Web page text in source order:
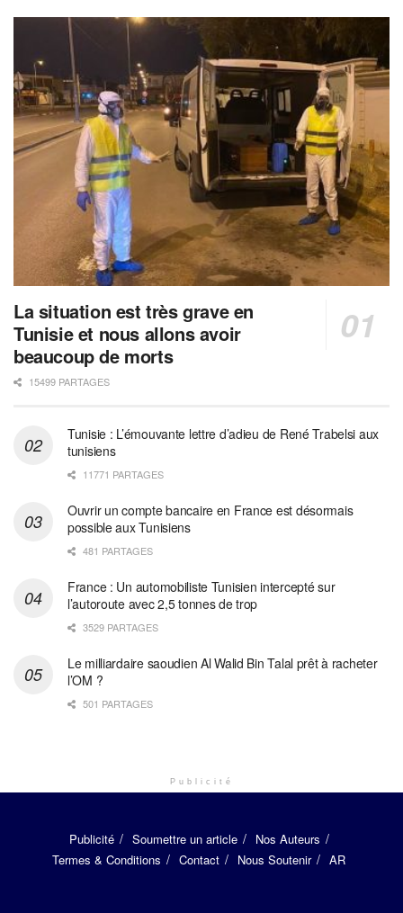
La situation est très grave en
Tunisie et nous allons avoir
beaucoup de morts
15499 PARTAGES
Tunisie : L’émouvante lettre d’adieu de René Trabelsi aux
tunisiens
11771 PARTAGES
Ouvrir un compte bancaire en France est désormais
possible aux Tunisiens
481 PARTAGES
France : Un automobiliste Tunisien intercepté sur
l’autoroute avec 2,5 tonnes de trop
3529 PARTAGES
Le milliardaire saoudien Al Walid Bin Talal prêt à racheter
l’OM ?
501 PARTAGES
Publicité
Publicité Soumettre un article
Nos Auteurs
Termes & Conditions
Contact Nous Soutenir AR